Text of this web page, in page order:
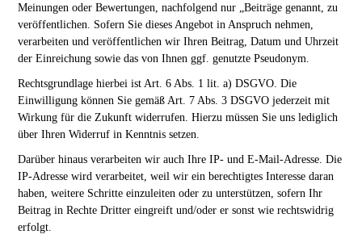
Meinungen oder Bewertungen, nachfolgend nur „Beiträge genannt, zu
veröffentlichen. Sofern Sie dieses Angebot in Anspruch nehmen,
verarbeiten und veröffentlichen wir Ihren Beitrag, Datum und Uhrzeit
der Einreichung sowie das von Ihnen ggf. genutzte Pseudonym.
Rechtsgrundlage hierbei ist Art. 6 Abs. 1 lit. a) DSGVO. Die
Einwilligung können Sie gemäß Art. 7 Abs. 3 DSGVO jederzeit mit
Wirkung für die Zukunft widerrufen. Hierzu müssen Sie uns lediglich
über Ihren Widerruf in Kenntnis setzen.
Darüber hinaus verarbeiten wir auch Ihre IP- und E-Mail-Adresse. Die
IP-Adresse wird verarbeitet, weil wir ein berechtigtes Interesse daran
haben, weitere Schritte einzuleiten oder zu unterstützen, sofern Ihr
Beitrag in Rechte Dritter eingreift und/oder er sonst wie rechtswidrig
erfolgt.